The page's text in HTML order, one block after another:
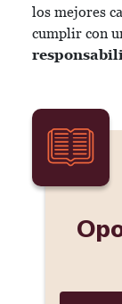
los mejores
cumplir con